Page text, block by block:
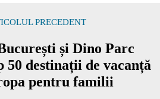
PRECEDENT